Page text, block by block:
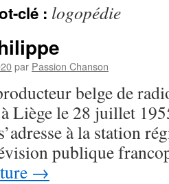
clé : logopédie
par Passion Chanson
belge de
Liège le 28 juillet
à la station
publique
→